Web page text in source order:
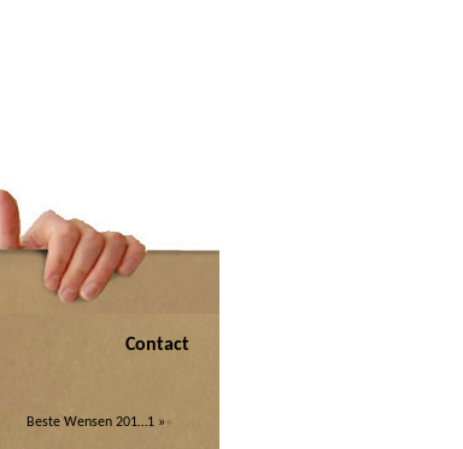
Contact
Beste Wensen 201…1 »